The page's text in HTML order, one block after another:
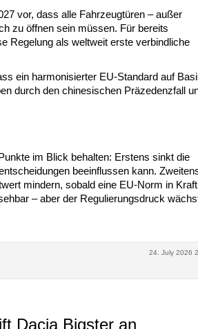
vor, dass alle Fahrzeugtüren – außer
zu öffnen sein müssen. Für bereits
Regelung als weltweit erste verbindliche
ein harmonisierter EU-Standard auf
durch den chinesischen Präzedenzfall
im Blick behalten: Erstens sinkt die
beeinflussen kann.
mindern, sobald eine EU-Norm in
– aber der Regulierungsdruck
24. July 2026
Dacia Bigster an